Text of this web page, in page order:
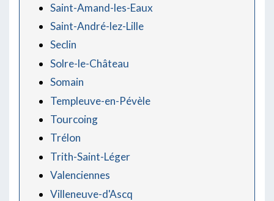
Saint-Amand-les-Eaux
Saint-André-lez-Lille
Seclin
Solre-le-Château
Somain
Templeuve-en-Pévèle
Tourcoing
Trélon
Trith-Saint-Léger
Valenciennes
Villeneuve-d'Ascq